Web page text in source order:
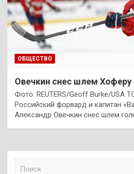
ОБЩЕСТВО
Овечкин снес шлем
Фото: REUTERS/Geoff Burke/USA
Российский форвард и капитан
Александр Овечкин снес шлем